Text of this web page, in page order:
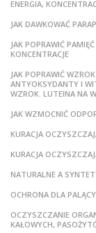
ENERGIA,
JAK DAWKOWAĆ
JAK POPRAWIĆ
KONCENTRACJE
JAK POPRAWIĆ
ANTYOKSYDANTY I
WZROK. LUTEINA NA
JAK WZMOCNIĆ
KURACJA
KURACJA
NATURALNE A
OCHRONA DLA
OCZYSZCZANIE
KAŁOWYCH,